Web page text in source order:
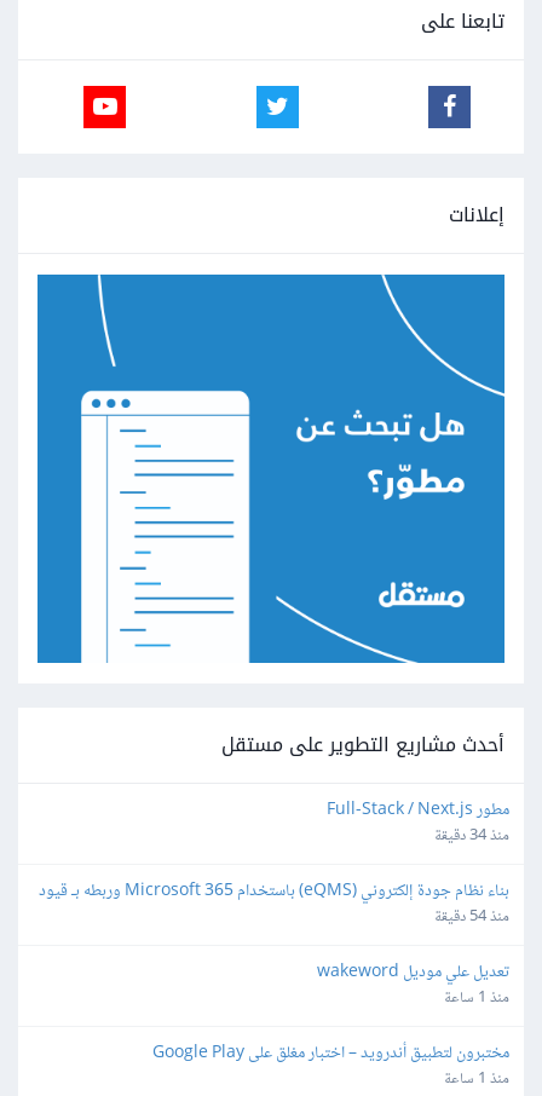
تابعنا على
إعلانات
أحدث مشاريع التطوير على مستقل
مطور Full-Stack / Next.js
منذ 34 دقيقة
(Qoyod)منذ 54 دقيقة
تعديل علي موديل wakeword
منذ 1 ساعة
مختبرون لتطبيق أندرويد – اختبار مغلق على Google Play
منذ 1 ساعة